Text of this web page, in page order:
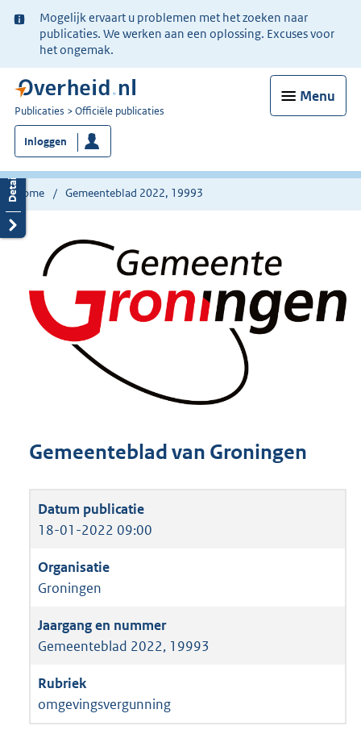
Ter
informatie:
Mogelijk ervaart u problemen met het zoeken naar
publicaties. We werken aan een oplossing. Excuses voor
het ongemak.
Menu
U
bent
nu
hier:
Publicaties Officiële publicaties
Inloggen
Home Gemeenteblad 2022, 19993
Gemeenteblad van Groningen
18-01-2022 09:00
Groningen
Gemeenteblad 2022, 19993
omgevingsvergunning